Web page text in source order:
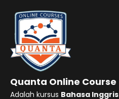
Quanta Online Course
Adalah kursus Bahasa Inggris